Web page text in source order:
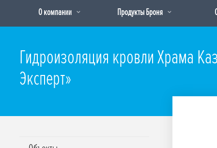
О компании Продукты Броня
Гидроизоляция кровли Храма
Эксперт»